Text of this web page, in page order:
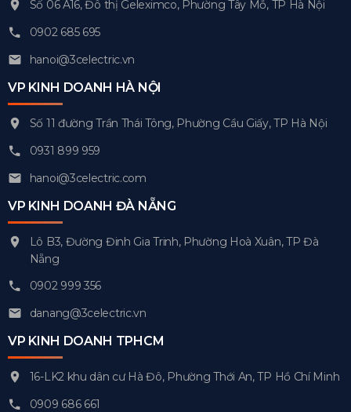
Số 06 A16, Đô thị Geleximco, Phường Tây Mỗ, TP Hà Nội
0902 685 695
hanoi@3celectric.vn
VP KINH DOANH HÀ NỘI
Số 11 đường Trần Thái Tông, Phường Cầu Giấy, TP Hà Nội
0931 899 959
hanoi@3celectric.com
VP KINH DOANH ĐÀ NẴNG
Lô B3, Đường Đinh Gia Trinh, Phường Hoà Xuân, TP Đà
Nẵng
0902 999 356
danang@3celectric.vn
VP KINH DOANH TPHCM
16-LK2 khu dân cư Hà Đô, Phường Thới An, TP Hồ Chí Minh
0909 686 661